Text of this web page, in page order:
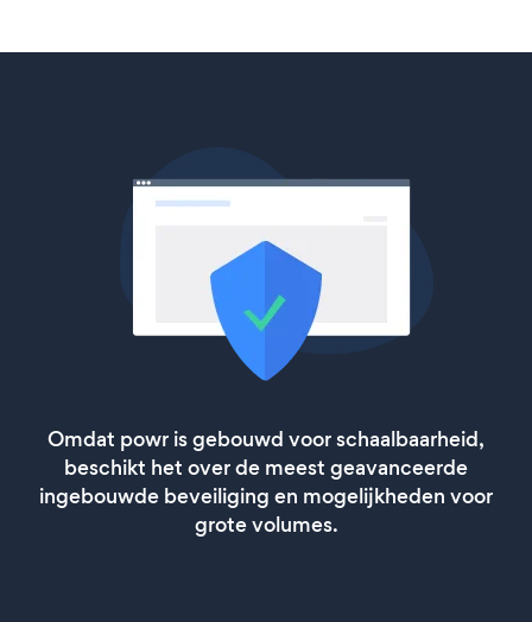
Omdat powr is gebouwd voor schaalbaarheid,
beschikt het over de meest geavanceerde
ingebouwde beveiliging en mogelijkheden voor
grote volumes.